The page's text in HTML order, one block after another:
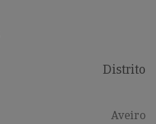
Distrito
Aveiro